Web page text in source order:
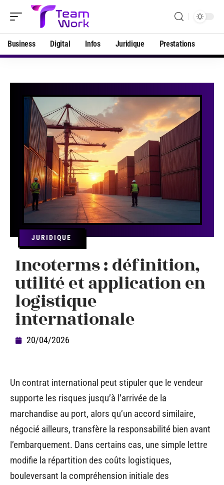
Business Digital Infos Juridique Prestations
JURIDIQUE
Incoterms : définition,
utilité et application en
logistique
internationale
20/04/2026
Un contrat international peut stipuler que le vendeur
supporte les risques jusqu’à l’arrivée de la
marchandise au port, alors qu’un accord similaire,
négocié ailleurs, transfère la responsabilité bien avant
l’embarquement. Dans certains cas, une simple lettre
modifie la répartition des coûts logistiques,
bouleversant la compréhension initiale des